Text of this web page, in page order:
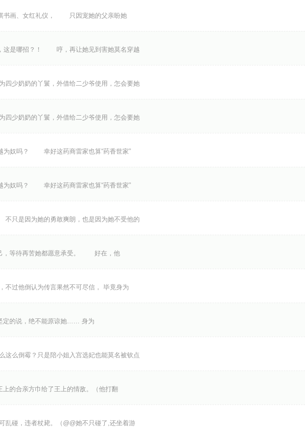
书画、女红礼仪， 只因宠她的父亲盼她
这是哪招？！ 哼，再让她见到害她莫名穿越
少奶奶的丫鬟，外借给二少爷使用，怎会要她
少奶奶的丫鬟，外借给二少爷使用，怎会要她
为奴吗？ 幸好这药商雷家也算“药香世家”
为奴吗？ 幸好这药商雷家也算“药香世家”
是因为她的勇敢爽朗，也是因为她不受他的
，等待再苦她都愿意承受。 好在，他
过他倒认为传言果然不可尽信， 毕竟身为
定的说，绝不能原谅她…… 身为
么倒霉？只是陪小姐入宫选妃也能莫名被钦点
合亲方巾给了王上的情敌。（他打翻
，违者杖毙。（@@她不只碰了,还坐着游